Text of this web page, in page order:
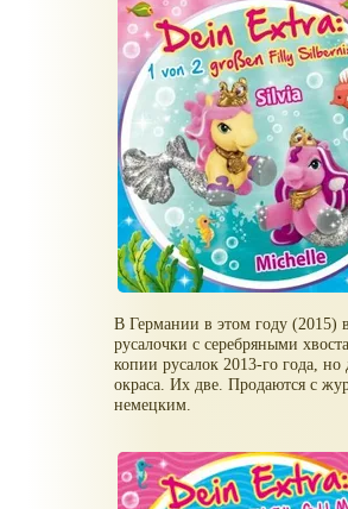
В Германии в этом году (2015)
русалочки с серебряными
копии русалок 2013-го года, но
окраса. Их две. Продаются с
немецким.